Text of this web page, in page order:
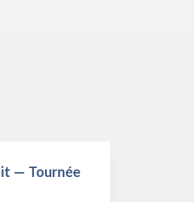
— Tournée